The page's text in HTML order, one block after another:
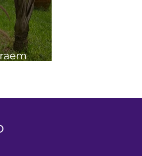
8 técnicas de
que todo arquiteto
conhecer